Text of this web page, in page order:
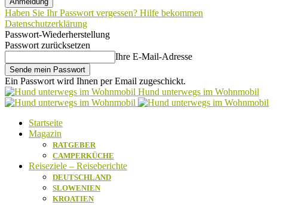
Haben Sie Ihr Passwort vergessen? Hilfe bekommen
Datenschutzerklärung
Passwort-Wiederherstellung
Passwort zurücksetzen
Ihre E-Mail-Adresse
Ein Passwort wird Ihnen per Email zugeschickt.
Hund unterwegs im Wohnmobil
Startseite
Magazin
RATGEBER
CAMPERKÜCHE
Reiseziele – Reiseberichte
DEUTSCHLAND
SLOWENIEN
KROATIEN